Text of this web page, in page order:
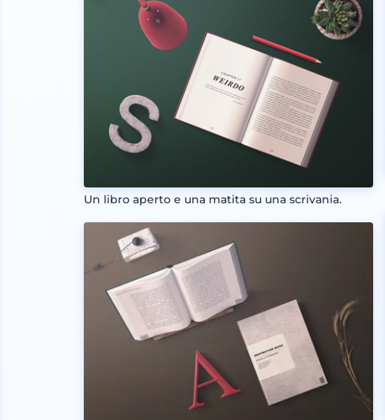
Un libro aperto e una matita su una scrivania.